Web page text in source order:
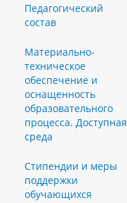
Педагогический
состав
Материально-
техническое
обеспечение и
оснащенность
образовательного
процесса. Доступная
среда
Стипендии и меры
поддержки
обучающихся